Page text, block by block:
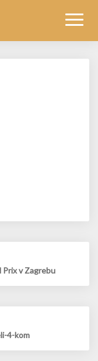
Prix v Zagrebu
4-kom